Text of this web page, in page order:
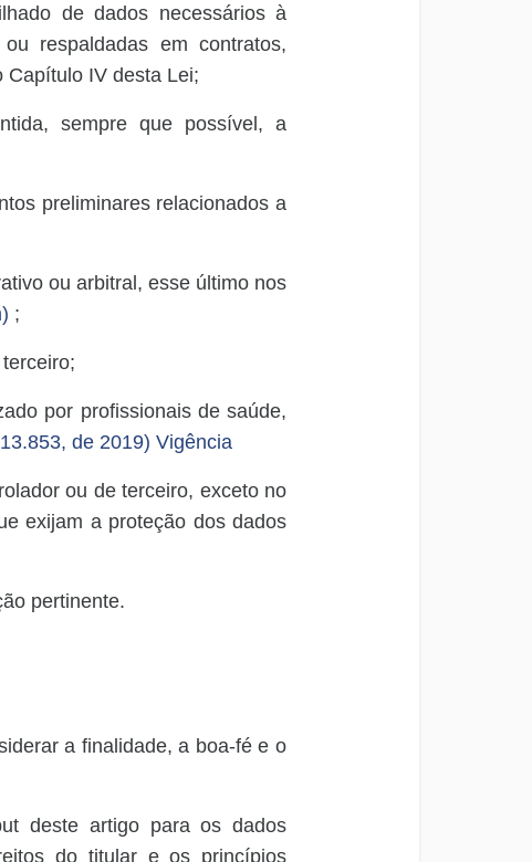
de dados necessários à
respaldadas em contratos,
Capítulo IV desta Lei;
sempre que possível, a
preliminares relacionados a
ou arbitral, esse último nos
;
por profissionais de saúde,
de 2019) Vigência
ou de terceiro, exceto no
exijam a proteção dos dados
pertinente.
a finalidade, a boa-fé e o
deste artigo para os dados
do titular e os princípios